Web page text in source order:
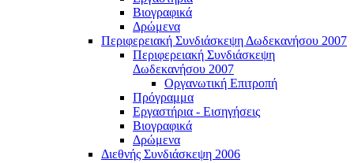
Βιογραφικά
Δρώμενα
Περιφερειακή Συνδιάσκεψη Δωδεκανήσου 2007
Περιφερειακή Συνδιάσκεψη
Δωδεκανήσου 2007
Οργανωτική Επιτροπή
Πρόγραμμα
Εργαστήρια - Εισηγήσεις
Βιογραφικά
Δρώμενα
Διεθνής Συνδιάσκεψη 2006